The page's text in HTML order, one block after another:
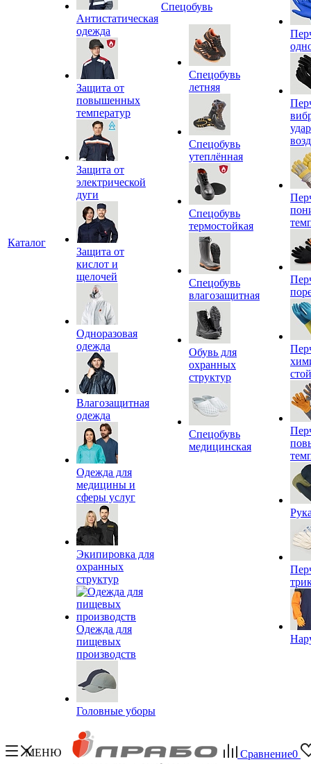
Каталог
Антистатическая
одежда
Защита от
повышенных
температур
Защита от
электрической
дуги
Защита от
кислот и
щелочей
Одноразовая
одежда
Влагозащитная
одежда
Одежда для
медицины и
сферы услуг
Экипировка для
охранных
структур
Одежда для
пищевых
производств
Головные уборы
Спецобувь
Спецобувь
летняя
Спецобувь
утеплённая
Спецобувь
термостойкая
Спецобувь
влагозащитная
Обувь для
охранных
структур
Спецобувь
медицинская
МЕНЮ Сравнение0